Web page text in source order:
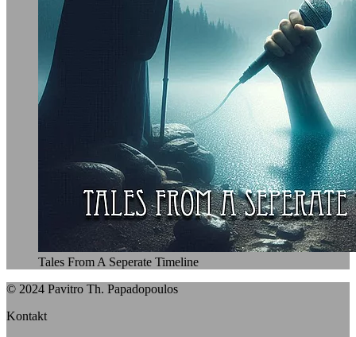
Tales From A Seperate Timeline
© 2024 Pavitro Th. Papadopoulos
Kontakt